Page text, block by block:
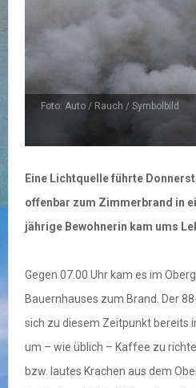
Foto: Auto / Rauch / Symbolbild
Eine Lichtquelle führte
offenbar zum Zimmerbrand in
jährige Bewohnerin kam ums
Gegen 07.00 Uhr kam es im
Bauernhauses zum Brand. Der
sich zu diesem Zeitpunkt bereits
um – wie üblich – Kaffee zu
bzw. lautes Krachen aus dem